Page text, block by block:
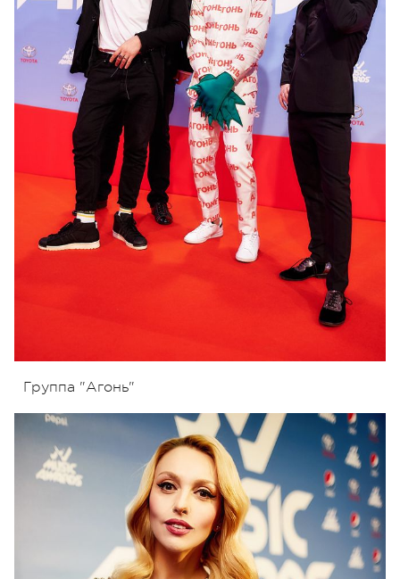
Группа "Агонь"